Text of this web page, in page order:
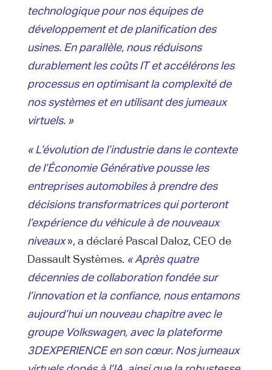
technologique pour nos équipes de
développement et de planification des
usines. En parallèle, nous réduisons
durablement les coûts IT et accélérons les
processus en optimisant la complexité de
nos systèmes et en utilisant des jumeaux
virtuels. »
« L’évolution de l’industrie dans le contexte
de l’Économie Générative pousse les
entreprises automobiles à prendre des
décisions transformatrices qui porteront
l’expérience du véhicule à de nouveaux
niveaux », a déclaré Pascal Daloz, CEO de
Dassault Systèmes. « Après quatre
décennies de collaboration fondée sur
l’innovation et la confiance, nous entamons
aujourd’hui un nouveau chapitre avec le
groupe Volkswagen, avec la plateforme
3DEXPERIENCE en son cœur. Nos jumeaux